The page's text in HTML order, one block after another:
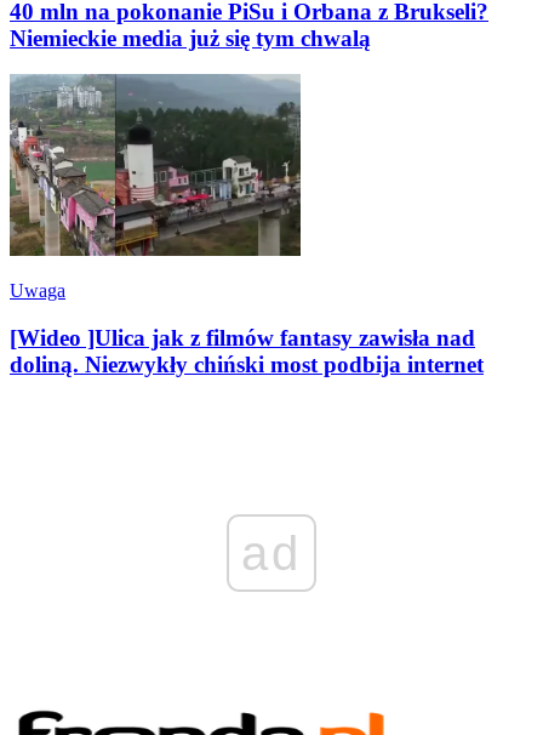
40 mln na pokonanie PiSu i Orbana z Brukseli?
Niemieckie media już się tym chwalą
Uwaga
[Wideo ]Ulica jak z filmów fantasy zawisła nad
doliną. Niezwykły chiński most podbija internet
ad